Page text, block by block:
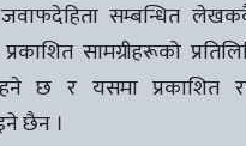
जवाफदेहिता सम्बन्धित
सामग्रीहरूको
छ र यसमा प्रकाशित
छैन ।